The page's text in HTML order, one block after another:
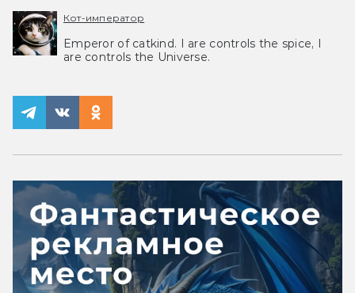
Кот-император
Emperor of catkind. I are controls the spice, I
are controls the Universe.